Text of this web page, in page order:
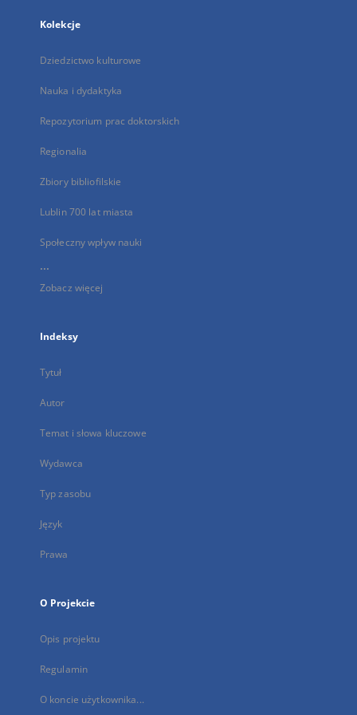
Kolekcje
Dziedzictwo kulturowe
Nauka i dydaktyka
Repozytorium prac doktorskich
Regionalia
Zbiory bibliofilskie
Lublin 700 lat miasta
Społeczny wpływ nauki
...
Zobacz więcej
Indeksy
Tytuł
Autor
Temat i słowa kluczowe
Wydawca
Typ zasobu
Język
Prawa
O Projekcie
Opis projektu
Regulamin
O koncie użytkownika...